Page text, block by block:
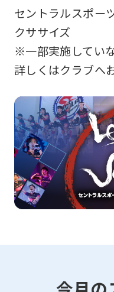
セントラルスポー
クササイズ
※一部実施してい
詳しくはクラブへ